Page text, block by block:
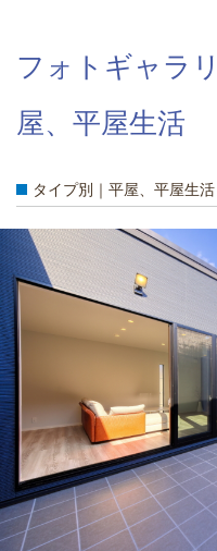
フォトギャラ
屋、平屋生活
タイプ別｜平屋、平屋生活